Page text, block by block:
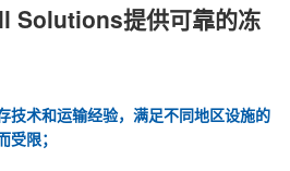
Solutions提供可靠的冻
术和运输经验，满足不同地区设施的
限；